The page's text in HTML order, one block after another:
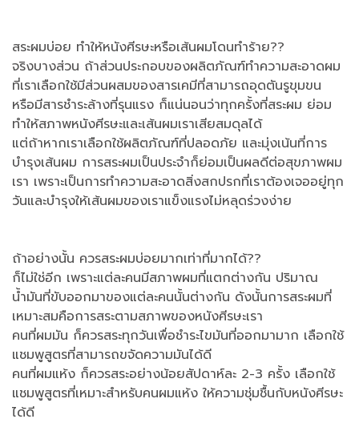
สระผมบ่อย ทำให้หนังศีรษะหรือเส้นผมโดนทำร้าย??
จริงบางส่วน ถ้าส่วนประกอบของผลิตภัณฑ์ทำความสะอาดผม
ที่เราเลือกใช้มีส่วนผสมของสารเคมีที่สามารถอุดตันรูขุมขน
หรือมีสารชำระล้างที่รุนแรง ก็แน่นอนว่าทุกครั้งที่สระผม ย่อม
ทำให้สภาพหนังศีรษะและเส้นผมเราเสียสมดุลได้
แต่ถ้าหากเราเลือกใช้ผลิตภัณฑ์ที่ปลอดภัย และมุ่งเน้นที่การ
บำรุงเส้นผม การสระผมเป็นประจำก็ย่อมเป็นผลดีต่อสุขภาพผม
เรา เพราะเป็นการทำความสะอาดสิ่งสกปรกที่เราต้องเจออยู่ทุก
วันและบำรุงให้เส้นผมของเราแข็งแรงไม่หลุดร่วงง่าย
ถ้าอย่างนั้น ควรสระผมบ่อยมากเท่าที่มากได้??
ก็ไม่ใช่อีก เพราะแต่ละคนมีสภาพผมที่แตกต่างกัน ปริมาณ
น้ำมันที่ขับออกมาของแต่ละคนนั้นต่างกัน ดังนั้นการสระผมที่
เหมาะสมคือการสระตามสภาพของหนังศีรษะเรา
คนที่ผมมัน ก็ควรสระทุกวันเพื่อชำระไขมันที่ออกมามาก เลือกใช้
แชมพูสูตรที่สามารถขจัดความมันได้ดี
คนที่ผมแห้ง ก็ควรสระอย่างน้อยสัปดาห์ละ 2-3 ครั้ง เลือกใช้
แชมพูสูตรที่เหมาะสำหรับคนผมแห้ง ให้ความชุ่มชื้นกับหนังศีรษะ
ได้ดี